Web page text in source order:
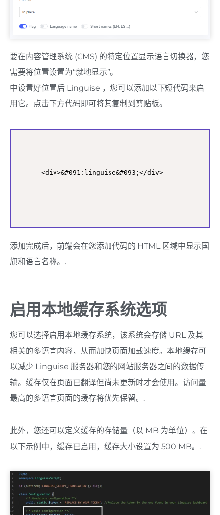
要在内容管理系统 (CMS) 的特定位置显示语言切换器，您
需要将位置设置为“就地显示”。
中设置好位置后 Linguise ，您可以添加以下短代码来启
用它。点击下方代码即可将其复制到剪贴板。
<div>&#091;linguise&#093;</div>
添加完成后，前端会在您添加代码的 HTML 区域中显示国
旗和语言名称。.
启用本地缓存系统选项
您可以选择启用本地缓存系统，该系统会存储 URL 及其
相关的多语言内容，从而加快页面加载速度。本地缓存可
以减少 Linguise 服务器和您的网站服务器之间的数据传
输。缓存仅在页面已翻译但尚未更新时才会使用。访问量
最高的多语言页面的缓存将优先保留。.
此外，您还可以定义缓存的存储量（以 MB 为单位）。在
以下示例中，缓存已启用，缓存大小设置为 500 MB。.